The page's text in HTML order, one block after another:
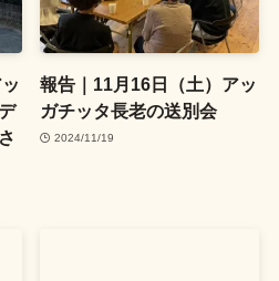
報告｜11月16日（土）アッ
ガチッタ長老の送別会
2024/11/19